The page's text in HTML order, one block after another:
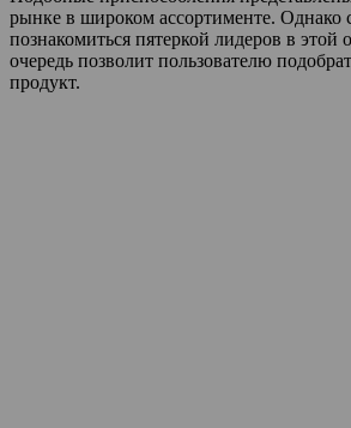
рынке в широком ассортименте. Однако
познакомиться пятеркой лидеров в этой
очередь позволит пользователю
продукт.